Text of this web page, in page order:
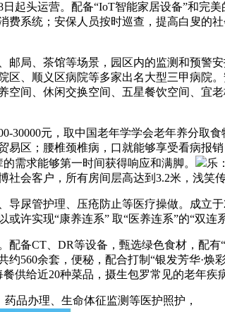
起头运营。配备“IoT智能家居设备”和完
系统；安保人员按时巡查，提高白叟的
局、茶馆等场景，园区内的监测和预警
、顺义区病院等多家出名大型三甲病院
间、休闲交换空间、五星餐饮空间、宜
元，取中国老年学学会老年养分取食
区；腰椎颈椎病，口就能够享受看病报
需求能够第一时间获得响应和满脚。
乐
会客户，所有房间层高达到3.2米，浅笑
管护理、压疮防止等医疗操做。成立于
许实现“康养连系” 取“医养连系”的“双连
CT、DR等设备，甄选绿色食材，配有
560余套，便秘，配合打制“银发芳华·焕
供给近20种菜品，摄生包罗常见的老年疾
品办理、生命体征监测等医护照护，